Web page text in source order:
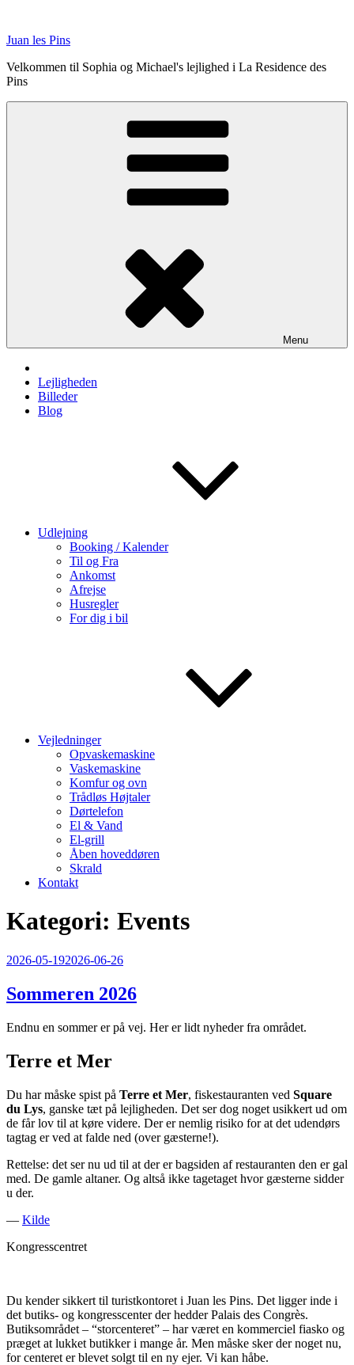
indhold
Juan les Pins
Velkommen til Sophia og Michael's lejlighed i La Residence des
Pins
Menu
Lejligheden
Billeder
Blog
Udlejning
Booking / Kalender
Til og Fra
Ankomst
Afrejse
Husregler
For dig i bil
Vejledninger
Opvaskemaskine
Vaskemaskine
Komfur og ovn
Trådløs Højtaler
Dørtelefon
El & Vand
El-grill
Åben hoveddøren
Skrald
Kontakt
Kategori: Events
Udgivet
2026-05-192026-06-26
Sommeren 2026
Endnu en sommer er på vej. Her er lidt nyheder fra området.
Terre et Mer
Du har måske spist på Terre et Mer, fiskestauranten ved Square
du Lys, ganske tæt på lejligheden. Det ser dog noget usikkert ud om
de får lov til at køre videre. Der er nemlig risiko for at det udendørs
tagtag er ved at falde ned (over gæsterne!).
Rettelse: det ser nu ud til at der er bagsiden af restauranten den er gal
med. De gamle altaner. Og altså ikke tagetaget hvor gæsterne sidder
u der.
— Kilde
Kongresscentret
Du kender sikkert til turistkontoret i Juan les Pins. Det ligger inde i
det butiks- og kongresscenter der hedder Palais des Congrès.
Butiksområdet – “storcenteret” – har været en kommerciel fiasko og
præget at lukket butikker i mange år. Men måske sker der noget nu,
for centeret er blevet solgt til en ny ejer. Vi kan håbe.